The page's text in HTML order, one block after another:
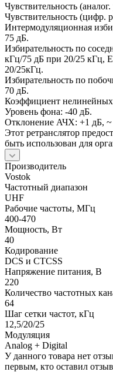
Чувствительность
Чувствительность
Интермодуляционная
75 дБ.
Избирательность по
кГц/75 дБ при 20/25 кГц,
20/25кГц.
Избирательность по
70 дБ.
Коэффициент
Уровень фона: -40 дБ.
Отклонение АЧХ: +1 дБ, ~
Этот ретранслятор
быть использован для
Производитель
Vostok
Частотный диапазон
UHF
Рабочие частоты, МГц
400-470
Мощность, Вт
40
Кодирование
DCS и CTCSS
Напряжение питания, В
220
Количество частотных
64
Шаг сетки частот, кГц
12,5/20/25
Модуляция
Analog + Digital
У данного товара нет
первым, кто оставил